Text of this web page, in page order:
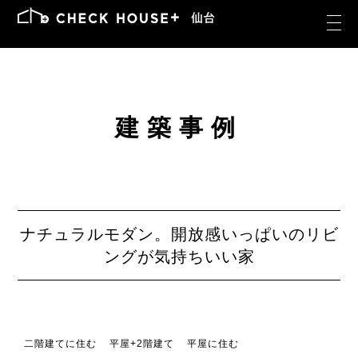
建築事例
ナチュラルモダン。開放感いっぱいのリビ
ングが気持ちいい家
二階建てに住む 平屋+2階建て 平屋に住む